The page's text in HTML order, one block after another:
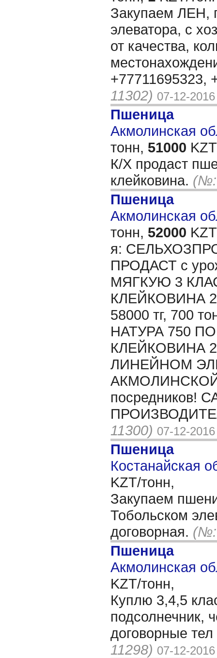
Закупаем ЛЕН,
элеватора, с
от качества,
+77711695323,
11302) 07-12-2016
Пшеница
Акмолинская
тонн, 51000
К/Х продаст
клейковина. (№:
Пшеница
Акмолинская
тонн, 52000
я:
ПРОДАСТ с
МЯГКУЮ 3
КЛЕЙКОВИНА
58000 тг, 700
НАТУРА 750 ПО
КЛЕЙКОВИНА
ЛИНЕЙНОМ
посредников!
11300) 07-12-2016
Пшеница
Костанайская
KZT/тонн,
Закупаем
Тобольском
договорная. (№:
Пшеница
Акмолинская
KZT/тонн,
Куплю 3,4,5
подсолнечник,
договорные
11298) 07-12-2016